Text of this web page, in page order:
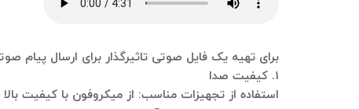
برای تهیه یک فایل صوتی تاثیرگذار برای ارسال پیام
۱. کیفیت صدا
استفاده از تجهیزات مناسب: از میکروفون با کیفیت